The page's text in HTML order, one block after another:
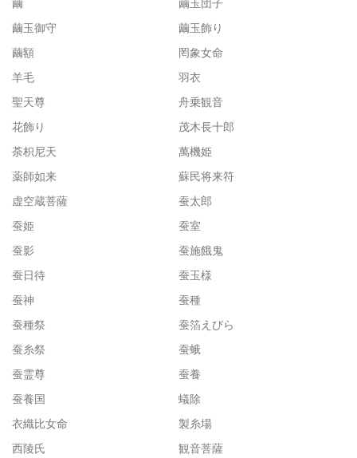
繭玉御守
繭玉飾り
繭額
罔象女命
羊毛
羽衣
聖天尊
舟乗観音
花飾り
茂木長十郎
荼枳尼天
萬機姫
薬師如来
蘇民将来符
虚空蔵菩薩
蚕太郎
蚕姫
蚕室
蚕影
蚕施餓鬼
蚕日待
蚕玉様
蚕神
蚕種
蚕種祭
蚕箔えびら
蚕糸祭
蚕蛾
蚕霊尊
蚕養
蚕養国
蟻除
衣織比女命
製糸場
西陵氏
観音菩薩